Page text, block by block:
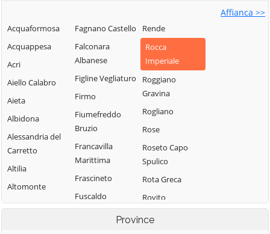
Affianca >>
Acquaformosa
Acquappesa
Acri
Aiello Calabro
Aieta
Albidona
Alessandria del
Carretto
Altilia
Altomonte
Amantea
Fagnano Castello
Falconara
Albanese
Figline Vegliaturo
Firmo
Fiumefreddo
Bruzio
Francavilla
Marittima
Frascineto
Fuscaldo
Rende
Rocca
Imperiale
Roggiano
Gravina
Rogliano
Rose
Roseto Capo
Spulico
Rota Greca
Rovito
San Basile
Province